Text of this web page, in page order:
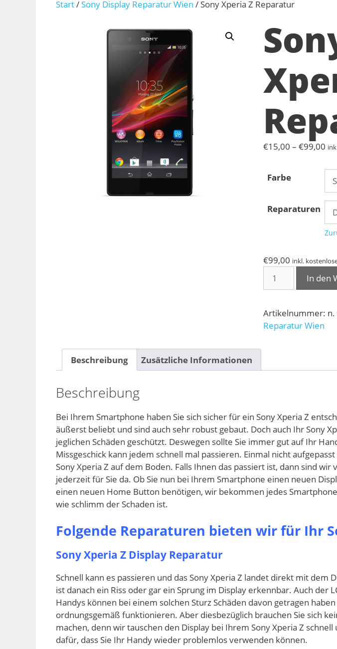
Start/Sony Display Reparatur Wien / Sony Xperia Z Reparatur
€15,00 – €99,00
bis
Farbe
Reparaturen
€99,00 inkl.
Xperia
Reparatur
Menge
In den
Artikelnummer: n.
Reparatur Wien
Beschreibung Zusätzliche Informationen
Beschreibung
Bei Ihrem Smartphone haben Sie sich sicher für ein Sony Xperia Z
äußerst beliebt und sind auch sehr robust gebaut. Doch auch Ihr Sony
jeglichen Schäden geschützt. Deswegen sollte Sie immer gut auf Ihr
Missgeschick kann jedem schnell mal passieren. Einmal nicht
Sony Xperia Z auf dem Boden. Falls Ihnen das passiert ist, dann sind wir
jederzeit für Sie da. Ob Sie nun bei Ihrem Smartphone einen neuen
einen neuen Home Button benötigen, wir bekommen jedes
wie schlimm der Schaden ist.
Folgende Reparaturen bieten wir für Ihr
Sony Xperia Z Display Reparatur
Schnell kann es passieren und das Sony Xperia Z landet direkt mit dem
ist danach ein Riss oder gar ein Sprung im Display erkennbar. Auch der
Handys können bei einem solchen Sturz Schäden davon getragen
ordnungsgemäß funktionieren. Aber diesbezüglich brauchen Sie sich
machen, denn wir tauschen den Display bei Ihrem Sony Xperia Z schnell
dafür, dass Sie Ihr Handy wieder problemlos verwenden können.